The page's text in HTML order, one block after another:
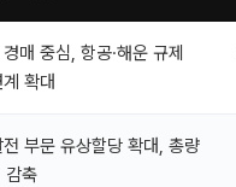
매 중심, 항공·해운 규제
계 확대
부문 유상할당 확대, 총량
감축